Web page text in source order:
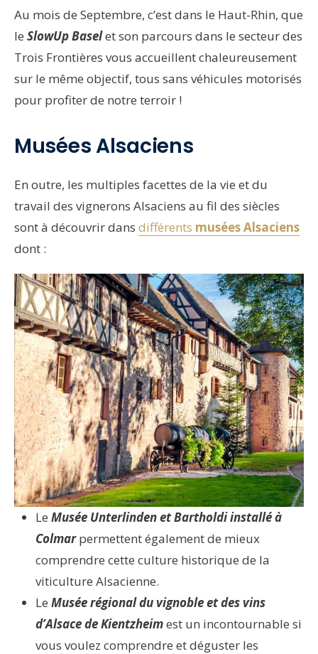
Au mois de Septembre, c’est dans le Haut-Rhin, que
le SlowUp Baselet son parcours dans le secteur des
Trois Frontières vous accueillent chaleureusement
sur le même objectif, tous sans véhicules motorisés
pour profiter de notre terroir !
Musées Alsaciens
En outre, les multiples facettes de la vie et du
travail des vignerons Alsaciens au fil des siècles
sont à découvrir dans différents musées Alsaciens
dont :
Le Musée Unterlinden et Bartholdi installé à
Colmarpermettent également de mieux
comprendre cette culture historique de la
viticulture Alsacienne.
Le Musée régional du vignoble et des vins
d’Alsace de Kientzheimest un incontournable si
vous voulez comprendre et déguster les